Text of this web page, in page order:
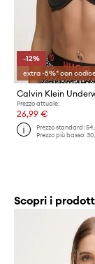
-12%
extra -5%* con
Calvin Klein
Prezzo attuale:
26,99 €
Prezzo standard:
Prezzo più basso:
Scopri i